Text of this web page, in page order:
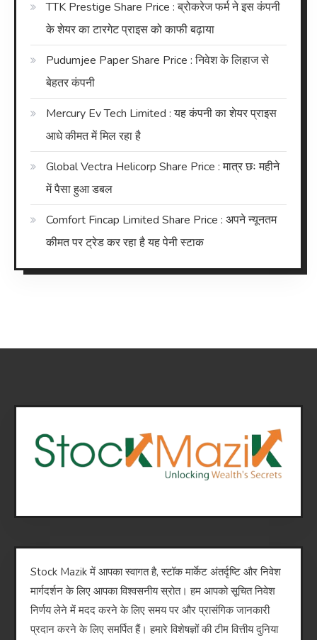
TTK Prestige Share Price : ब्रोकरेज फर्म ने इस कंपनी
के शेयर का टारगेट प्राइस को काफी बढ़ाया
Pudumjee Paper Share Price : निवेश के लिहाज से
बेहतर कंपनी
Mercury Ev Tech Limited : यह कंपनी का शेयर प्राइस
आधे कीमत में मिल रहा है
Global Vectra Helicorp Share Price : मात्र छः महीने
में पैसा हुआ डबल
Comfort Fincap Limited Share Price : अपने न्यूनतम
कीमत पर ट्रेड कर रहा है यह पेनी स्टाक
Stock Mazik में आपका स्वागत है, स्टॉक मार्केट अंतर्दृष्टि और निवेश
मार्गदर्शन के लिए आपका विश्वसनीय स्रोत। हम आपको सूचित निवेश
निर्णय लेने में मदद करने के लिए समय पर और प्रासंगिक जानकारी
प्रदान करने के लिए समर्पित हैं। हमारे विशेषज्ञों की टीम वित्तीय दुनिया